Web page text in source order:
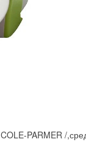
PARMER /